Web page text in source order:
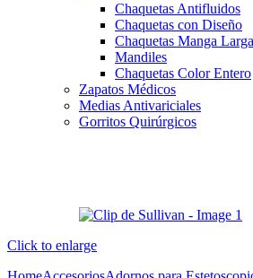
Chaquetas Antifluidos
Chaquetas con Diseño
Chaquetas Manga Larga
Mandiles
Chaquetas Color Entero
Zapatos Médicos
Medias Antivariciales
Gorritos Quirúrgicos
Click to enlarge